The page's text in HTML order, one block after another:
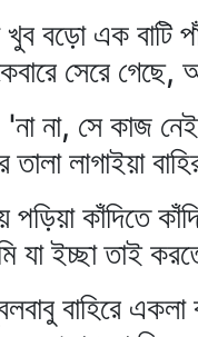
বড়ো এক বাটি
সেরে
'না না, সে কাজ
তালা লাগাইয়া
পড়িয়া কাঁদিতে
ইচ্ছা তাই
বাহিরে